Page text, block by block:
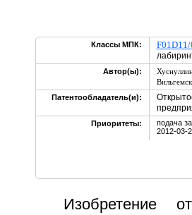
Классы МПК: F01D11/
Автор(ы):
Патентообладатель(и):
Приоритеты:
подача
2012-03-
Изобретение